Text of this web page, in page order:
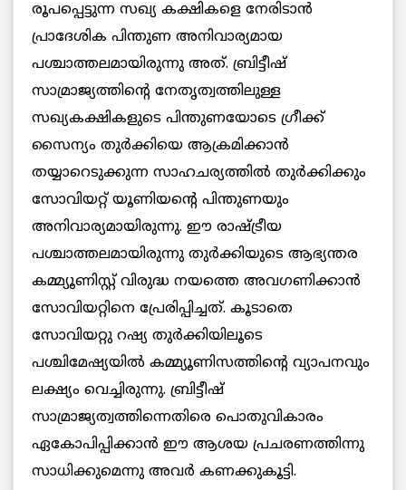
രൂപപ്പെട്ടുന്ന സഖ്യ കക്ഷികളെ നേരിടാൻ
പ്രാദേശിക പിന്തുണ അനിവാര്യമായ
പശ്ചാത്തലമായിരുന്നു അത്. ബ്രിട്ടീഷ്
സാമ്രാജ്യത്തിൻ്റെ നേതൃത്വത്തിലുള്ള
സഖ്യകക്ഷികളുടെ പിന്തുണയോടെ ഗ്രീക്ക്
സൈന്യം തുർക്കിയെ ആക്രമിക്കാൻ
തയ്യാറെടുക്കുന്ന സാഹചര്യത്തിൽ തുർക്കിക്കും
സോവിയറ്റ് യൂണിയൻ്റെ പിന്തുണയും
അനിവാര്യമായിരുന്നു. ഈ രാഷ്ട്രീയ
പശ്ചാത്തലമായിരുന്നു തുർക്കിയുടെ ആഭ്യന്തര
കമ്മ്യൂണിസ്റ്റ് വിരുദ്ധ നയത്തെ അവഗണിക്കാൻ
സോവിയറ്റിനെ പ്രേരിപ്പിച്ചത്. കൂടാതെ
സോവിയറ്റു റഷ്യ തുർക്കിയിലൂടെ
പശ്ചിമേഷ്യയിൽ കമ്മ്യൂണിസത്തിന്റെ വ്യാപനവും
ലക്ഷ്യം വെച്ചിരുന്നു. ബ്രിട്ടീഷ്
സാമ്രാജ്യത്വത്തിന്നെതിരെ പൊതുവികാരം
ഏകോപിപ്പിക്കാൻ ഈ ആശയ പ്രചരണത്തിന്നു
സാധിക്കുമെന്നു അവർ കണക്കുകൂട്ടി.